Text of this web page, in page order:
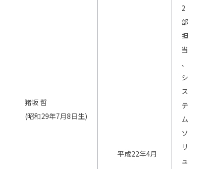
猪坂 哲
(昭和29年7月8日生)
平成22年4月
2
部
担
当
、
シ
ス
テ
ム
ソ
リ
ュ